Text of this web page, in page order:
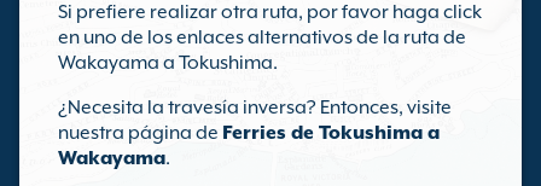
Si prefiere realizar otra ruta, por favor haga click
en uno de los enlaces alternativos de la ruta de
Wakayama a Tokushima.
¿Necesita la travesía inversa? Entonces, visite
nuestra página de Ferries de Tokushima a
Wakayama.